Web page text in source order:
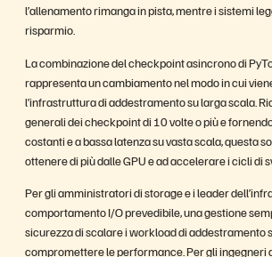
l’allenamento rimanga in pista, mentre i sistemi
risparmio.
La combinazione del checkpoint asincrono di
rappresenta un cambiamento nel modo in cui
l’infrastruttura di addestramento su larga scala.
generali dei checkpoint di 10 volte o più e
costanti e a bassa latenza su vasta scala, questa
ottenere di più dalle GPU e ad accelerare i cicli di
Per gli amministratori di storage e i leader
comportamento I/O prevedibile, una gestione
sicurezza di scalare i workload di addestramento
compromettere le performance. Per gli ingegneri